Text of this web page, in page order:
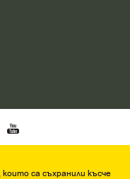
са съхранили късче